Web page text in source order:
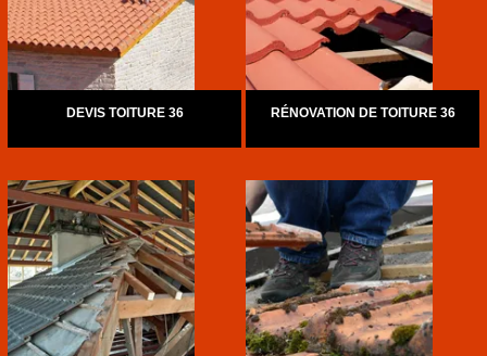
DEVIS TOITURE 36 RÉNOVATION DE TOITURE 36